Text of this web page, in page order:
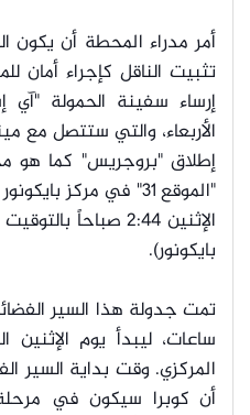
أمر مدراء المحطة أن يكون
تثبيت الناقل كإجراء أمان
الأربعاء، والتي ستتصل مع
إطلاق "بروجريس" كما هو
"الموقع 31" في مركز
بايكونور).
المركزي. وقت بداية السير
أن كوبرا سيكون في